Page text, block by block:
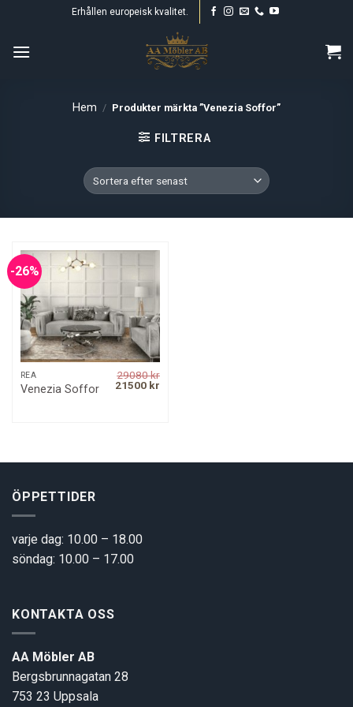
content
Erhållen europeisk kvalitet.
Hem / Produkter märkta ”Venezia Soffor”
FILTRERA
-26%
REA
Venezia Soffor
29080kr
Original
21500 kr
ÖPPETTIDER
varje dag: 10.00 – 18.00
söndag: 10.00 – 17.00
KONTAKTA OSS
AA Möbler AB
Bergsbrunnagatan 28
753 23 Uppsala